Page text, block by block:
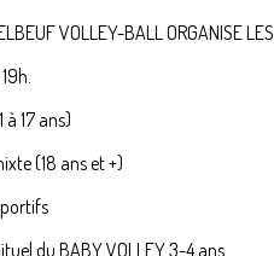
VOLLEY-BALL ORGANISE
à 17 ans)
(18 ans et +)
du BABY VOLLEY 3-4 ans.